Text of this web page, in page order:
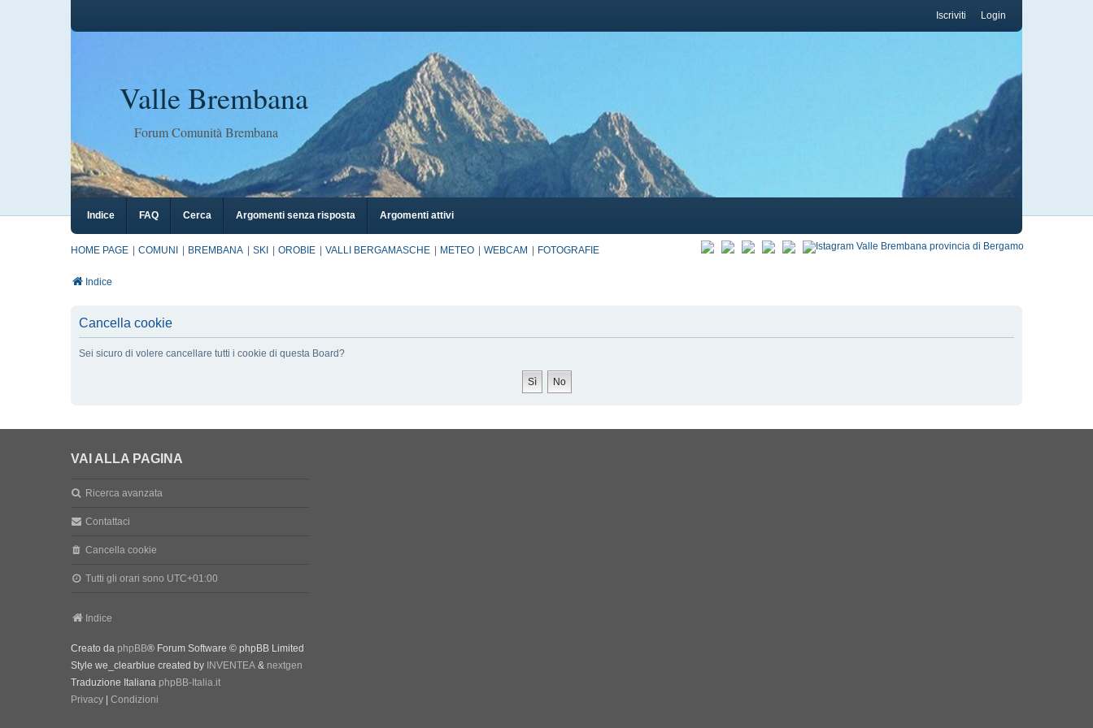
Login
Iscriviti
Valle Brembana
Forum Comunità Brembana
Indice FAQ Cerca Argomenti senza risposta Argomenti attivi
HOME PAGE COMUNI BREMBANA SKI OROBIE VALLI BERGAMASCHE METEO WEBCAM FOTOGRAFIE
Indice
Cancella cookie
Sei sicuro di volere cancellare tutti i cookie di questa Board?
VAI ALLA PAGINA
Ricerca avanzata
Contattaci
Cancella cookie
Tutti gli orari sono UTC+01:00
Indice
Creato da phpBB® Forum Software © phpBB Limited
Style we_clearblue created by INVENTEA & nextgen
Traduzione Italiana phpBB-Italia.it
Privacy
Condizioni